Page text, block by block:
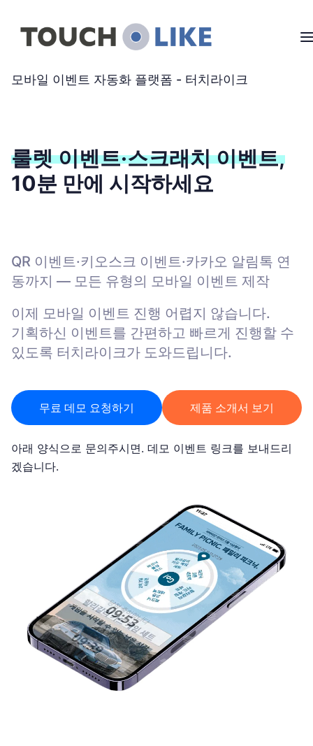
모바일 이벤트 자동화 플랫폼 - 터치라이크
룰렛 이벤트·스크래치 이벤트,
10분 만에 시작하세요
QR 이벤트·키오스크 이벤트·카카오 알림톡 연
동까지 — 모든 유형의 모바일 이벤트 제작
이제 모바일 이벤트 진행 어렵지 않습니다.
기획하신 이벤트를 간편하고 빠르게 진행할 수
있도록 터치라이크가 도와드립니다.
무료 데모 요청하기 제품 소개서 보기
아래 양식으로 문의주시면. 데모 이벤트 링크를 보내드리
겠습니다.